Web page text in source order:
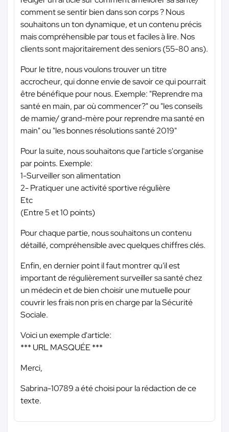
comment se sentir bien dans son corps ? Nous
souhaitons un ton dynamique, et un contenu précis
mais compréhensible par tous et faciles à lire. Nos
clients sont majoritairement des seniors (55-80 ans).
Pour le titre, nous voulons trouver un titre
accrocheur, qui donne envie de savoir ce qui pourrait
être bénéfique pour nous. Exemple: "Reprendre ma
santé en main, par où commencer?" ou "les conseils
de mamie/ grand-mère pour reprendre ma santé en
main" ou "les bonnes résolutions santé 2019"
Pour la suite, nous souhaitons que l'article s'organise
par points. Exemple:
1-Surveiller son alimentation
2- Pratiquer une activité sportive régulière
Etc
(Entre 5 et 10 points)
Pour chaque partie, nous souhaitons un contenu
détaillé, compréhensible avec quelques chiffres clés.
Enfin, en dernier point il faut montrer qu'il est
important de régulièrement surveiller sa santé chez
un médecin et de bien choisir une mutuelle pour
couvrir les frais non pris en charge par la Sécurité
Sociale.
Voici un exemple d'article:
*** URL MASQUÉE ***
Merci,
Sabrina-10789 a été choisi pour la rédaction de ce
texte.